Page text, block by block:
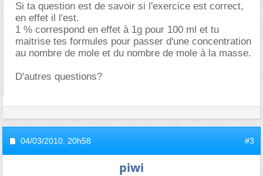
Si ta question est de savoir si l'exercice est correct,
en effet il l'est.
1 % correspond en effet à 1g pour 100 ml et tu
maitrise tes formules pour passer d'une concentration
au nombre de mole et du nombre de mole à la masse.
D'autres questions?
04/03/2010, 20h58 #3
piwi